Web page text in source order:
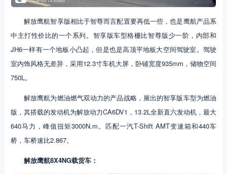
解放鹰航智享版相比于智尊而言配置要再低一些，也是鹰航产品系
中主打性价比的一个系列。智享版车型格栅比智尊版少一阶，内部和
JH6一样有一个地板小凸起，但是也是高顶平地板大空间驾驶室。驾驶
室内饰风格无差异，采用12.3寸车机大屏，卧铺宽度935mm，储物空间
750L。
解放鹰航为燃油燃气双动力的产品战略，展出的智享版车型为燃油
版，其搭载的发动机为解放动力CA6DV1，13.2L全新直六发动机，最大
640马力，峰值扭矩3000N.m。匹配一汽T-Shift AMT变速箱和440车
桥，车桥速比2.867。
解放鹰航8X4NG载货车：